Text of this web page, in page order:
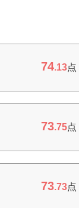
74.13点
73.75点
73.73点